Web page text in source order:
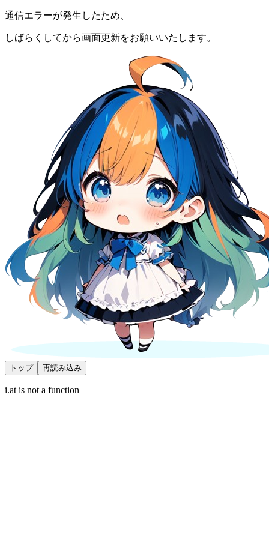
通信エラーが発生したため、
しばらくしてから画面更新をお願いいたします。
トップ 再読み込み
i.at is not a function